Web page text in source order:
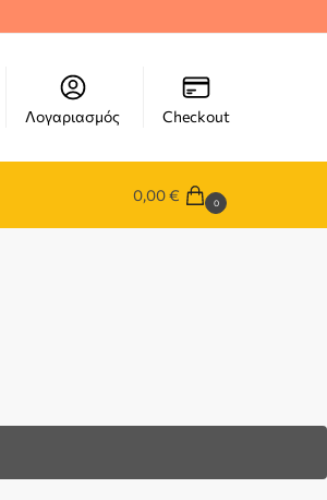
Λογαριασμός Checkout
0,00€ 0